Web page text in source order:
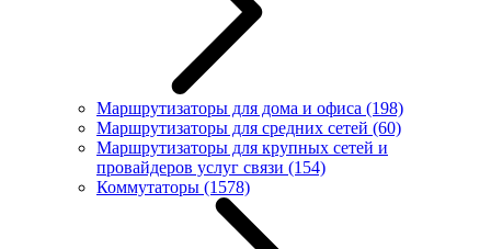
Маршрутизаторы для дома и офиса (198)
Маршрутизаторы для средних сетей (60)
Маршрутизаторы для крупных сетей и
провайдеров услуг связи (154)
Коммутаторы (1578)